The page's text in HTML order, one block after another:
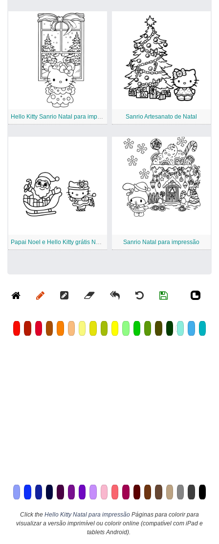
Hello Kitty Sanrio Natal para impressão Sanrio Artesanato de Natal
Papai Noel e Hello Kitty grátis Natal Sanrio Natal para impressão
Click the Hello Kitty Natal para impressão Páginas para colorir para
visualizar a versão imprimível ou colorir online (compatível com iPad e
tablets Android).